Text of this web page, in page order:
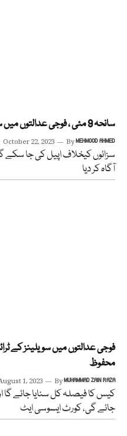
سانحہ 9 مئی ، فوجی عدالتوں میں سویلینز کا ٹرائل شروع ہو گیا
October 22, 2023 ByMEHMOOD AHMED
سزائوں کیخلاف اپیل کی جا سکے
آگاہ کر دیا
فوجی عدالتوں میں سویلینز کے
محفوظ
1, 2023 ByMUHAMMAD ZAIN RAZA
کیس کا فیصلہ کل سنایا جائے
جائے گی، کورٹ ایسوسی ایٹ